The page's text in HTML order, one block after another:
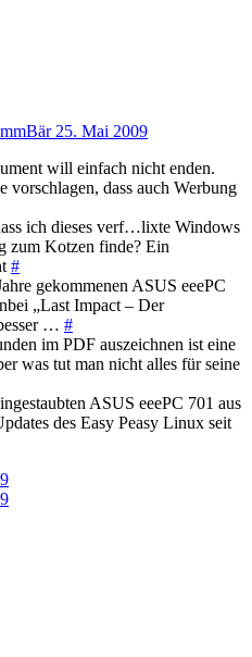
25. Mai 2009
will einfach nicht enden.
vorschlagen, dass auch Werbung
ich dieses verf…lixte Windows
zum Kotzen finde? Ein
#
gekommenen ASUS eeePC
„Last Impact – Der
… #
im PDF auszeichnen ist eine
was tut man nicht alles für seine
ASUS eeePC 701 aus
des Easy Peasy Linux seit